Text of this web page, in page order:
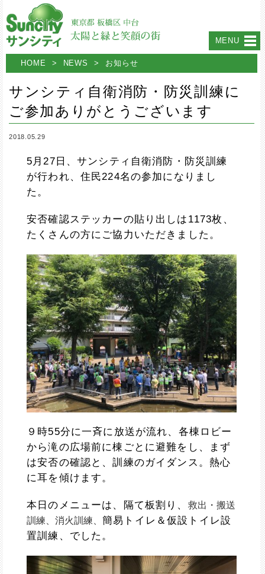
MENU
HOME > NEWS > お知らせ
サンシティ自衛消防・防災訓練に
ご参加ありがとうございます
2018.05.29
5月27日、サンシティ自衛消防・防災訓練
が行われ、住民224名の参加になりまし
た。
安否確認ステッカーの貼り出しは1173枚、
たくさんの方にご協力いただきました。
９時55分に一斉に放送が流れ、各棟ロビー
から滝の広場前に棟ごとに避難をし、まず
は安否の確認と、訓練のガイダンス。熱心
に耳を傾けます。
本日のメニューは、隔て板割り、 救出・搬送
訓練、 消火訓練、 簡易トイレ＆仮設トイレ設
置訓練、でした。